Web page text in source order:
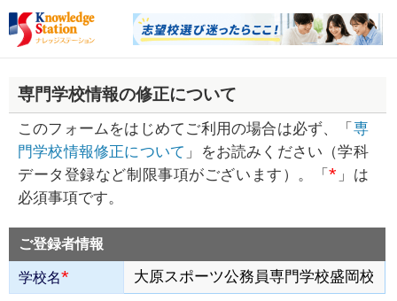
専門学校情報の修正について
このフォームをはじめてご利用の場合は必ず、「 専
門学校情報修正について 」をお読みください（学科
データ登録など制限事項がございます）。「* 」は
必須事項です。
ご登録者情報
学校名*